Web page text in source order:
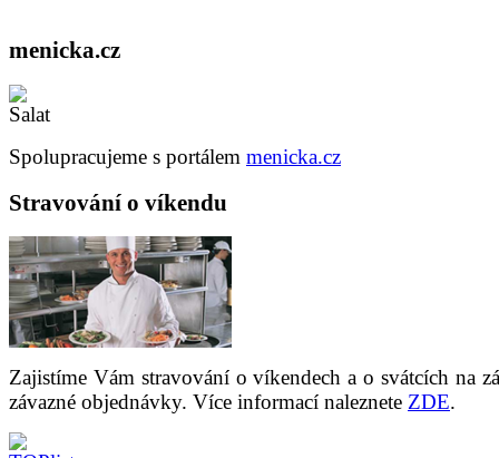
menicka.cz
Spolupracujeme s portálem menicka.cz
Stravování o víkendu
Zajistíme Vám stravování o víkendech a o svátcích na
závazné objednávky. Více informací naleznete ZDE.